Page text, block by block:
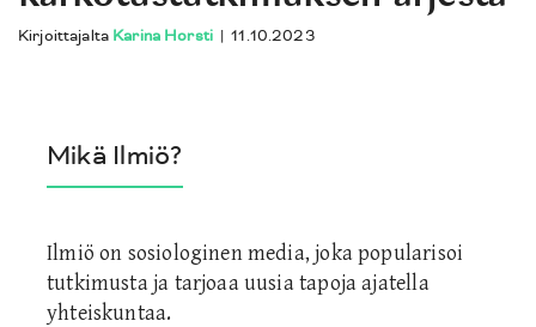
Mikä Ilmiö?
Ilmiö on sosiologinen media, joka popularisoi
tutkimusta ja tarjoaa uusia tapoja ajatella
yhteiskuntaa.
Kirjoittajalta Karina Horsti | 11.10.2023